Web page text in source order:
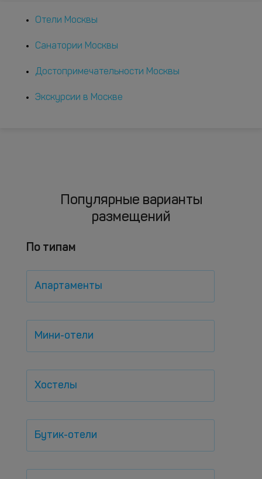
Отели Москвы
Санатории Москвы
Достопримечательности Москвы
Экскурсии в Москве
Популярные варианты
размещений
По типам
Апартаменты
Мини-отели
Хостелы
Бутик-отели